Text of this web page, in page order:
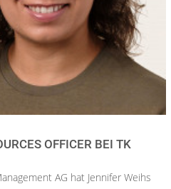
OFFICER BEI TK
AG hat Jennifer Weihs